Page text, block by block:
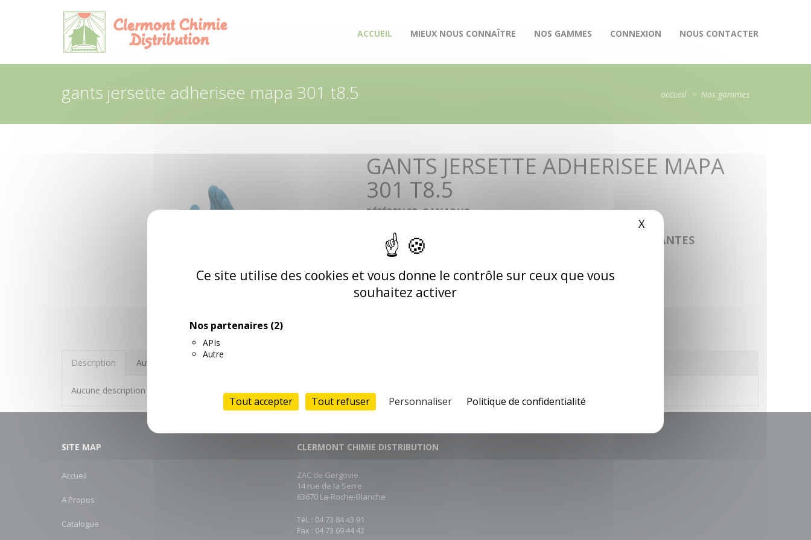
Ce site utilise des cookies et vous donne le contrôle sur ceux que vous
souhaitez activer
Nos partenaires (2)
APIs
Autre
Tout accepter Tout refuser Personnaliser Politique de confidentialité
X Masquer le bandeau des
ACCUEIL (CURRENT)
MIEUX NOUS CONNAÎTRE NOS GAMMES CONNEXION NOUS CONTACTER
gants jersette adherisee mapa 301 t8.5 accueil > Nos gammes
GANTS JERSETTE ADHERISEE MAPA
301 T8.5
RÉFÉRENCE: GANADH8
RETROUVEZ CE PRODUIT DANS LES CATÉGORIES SUIVANTES
Description Autres informations
Aucune description n'est disponible
SITE MAP
Accueil
A Propos
Catalogue
CLERMONT CHIMIE DISTRIBUTION
ZAC de Gergovie
14 rue de la Serre
63670 La-Roche-Blanche
Tél. : 04 73 84 43 91
Fax : 04 73 69 44 42